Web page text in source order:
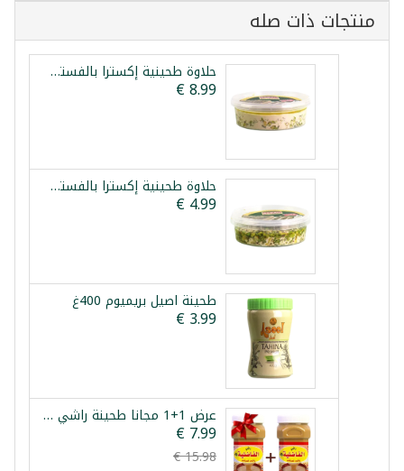
منتجات ذات صله
حلاوة طحينية إكسترا بالفستق صباح شرقي 800غ
حلاوة طحينية إكسترا بالفستق صباح شرقي 400غ
طحينة اصيل بريميوم 400غ
عرض 1+1 مجانا طحينة راشي العراقي 700 غرام